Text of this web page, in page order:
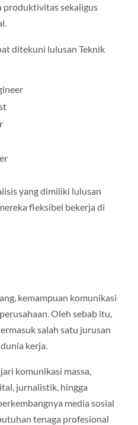
produktivitas sekaligus
ditekuni lulusan Teknik
yang dimiliki lulusan
fleksibel bekerja di
kemampuan komunikasi
Oleh sebab itu,
salah satu jurusan
kerja.
komunikasi massa,
jurnalistik, hingga
media sosial
tenaga profesional